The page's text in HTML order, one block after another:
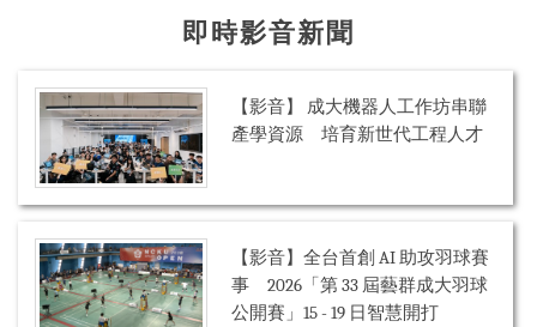
即時影音新聞
【影音】 成大機器人工作坊串聯
產學資源 培育新世代工程人才
【影音】全台首創 AI 助攻羽球賽
事 2026「第 33 屆藝群成大羽球
公開賽」15 - 19 日智慧開打